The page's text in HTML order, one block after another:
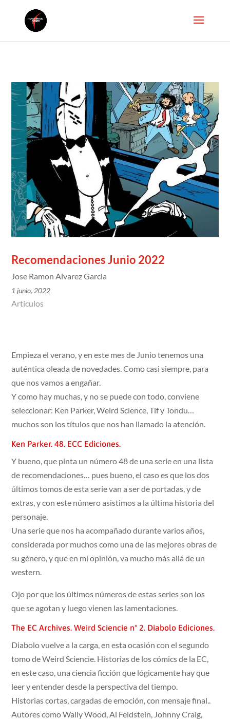
Recomendaciones Junio 2022
Jose Ramon Alvarez Garcia
1 junio, 2022
Artículos
Empieza el verano, y en este mes de Junio tenemos una
auténtica oleada de novedades. Como casi siempre, para
que nos vamos a engañar.
Y como hay muchas, y no se puede con todo, conviene
seleccionar: Ken Parker, Weird Science, Tif y Tondu…
muchos son los títulos que nos han llamado la atención.
Ken Parker. 48. ECC Ediciones.
Y bueno, que pinta un número 48 de una serie en una lista
de recomendaciones… pues bueno, el caso es que los dos
últimos tomos de esta serie van a ser de portadas, y de
extras, y con este número asistimos a la última historia del
personaje.
Una serie que nos ha acompañado durante varios años,
considerada por muchos como una de las mejores obras de
su género, y que en mi opinión, va mucho más allá de un
western.
Ojo por que los últimos números de estas series son los
que se agotan y luego vienen las lamentaciones.
The EC Archives. Weird Sciencie nº 2. Diabolo Ediciones.
Diabolo vuelve a la carga, en esta ocasión con el segundo
tomo de Weird Sciencie. Historias de los cómics de la EC,
en este caso, una ciencia ficción que lógicamente hay que
leer y entender desde la perspectiva del tiempo.
Historias cortas, cargadas de emoción, con mensaje final..
Autores como Wally Wood, Al Feldstein, Johnny Craig,